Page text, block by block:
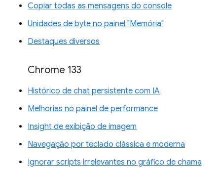
Copiar todas as mensagens do console
Unidades de byte no painel "Memória"
Destaques diversos
Chrome 133
Histórico de chat persistente com IA
Melhorias no painel de performance
Insight de exibição de imagem
Navegação por teclado clássica e moderna
Ignorar scripts irrelevantes no gráfico de chama